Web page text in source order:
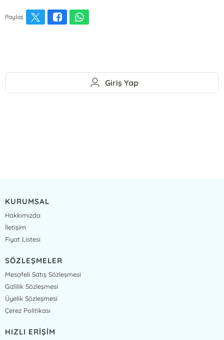
Paylaş
Giriş Yap
KURUMSAL
Hakkımızda
İletişim
Fiyat Listesi
SÖZLEŞMELER
Mesafeli Satış Sözleşmesi
Gizlilik Sözleşmesi
Üyelik Sözleşmesi
Çerez Politikası
HIZLI ERİŞİM